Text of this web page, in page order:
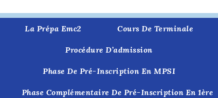
La Prépa Emc2 Cours De Terminale
Procédure D’admission
Phase De Pré-Inscription En MPSI
Phase Complémentaire De Pré-Inscription En 1ère